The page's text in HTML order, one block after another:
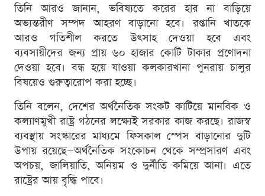
তিনি আরও জানান, ভবিষ্যতে করের হার না বাড়িয়ে
অভ্যন্তরীণ সম্পদ আহরণ বাড়ানো হবে। রপ্তানি খাতকে
আরও গতিশীল করতে উৎসাহ দেওয়া হবে এবং
ব্যবসায়ীদের জন্য প্রায় ৬০ হাজার কোটি টাকার প্রণোদনা
দেওয়া হবে। বন্ধ হয়ে যাওয়া কলকারখানা পুনরায় চালুর
বিষয়েও গুরুত্বারোপ করা হচ্ছে।
তিনি বলেন, দেশের অর্থনৈতিক সংকট কাটিয়ে মানবিক ও
কল্যাণমুখী রাষ্ট্র গঠনের লক্ষ্যেই সরকার কাজ করছে। রাজস্ব
ব্যবস্থায় সংস্কারের মাধ্যমে ফিসকাল স্পেস বাড়ানোর দুটি
উপায় রয়েছে—অর্থনৈতিক সংকোচন থেকে সম্প্রসারণ এবং
অপচয়, জালিয়াতি, অনিয়ম ও দুর্নীতি কমিয়ে আনা। এতে
রাষ্ট্রের আয় বৃদ্ধি পাবে।